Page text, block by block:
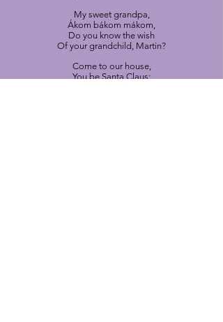
My sweet grandpa,
Ákom bákom mákom,
Do you know the wish
Of your grandchild, Martin?
Come to our house,
You be Santa Claus;